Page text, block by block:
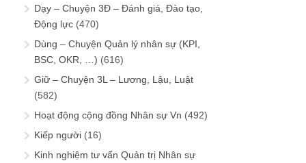
Dạy – Chuyện 3Đ – Đánh giá, Đào tạo,
Động lực (470)
Dùng – Chuyện Quản lý nhân sự (KPI,
BSC, OKR, …) (616)
Giữ – Chuyện 3L – Lương, Lậu, Luật
(582)
Hoạt động cộng đồng Nhân sự Vn (492)
Kiếp người (16)
Kinh nghiệm tư vấn Quản trị Nhân sự